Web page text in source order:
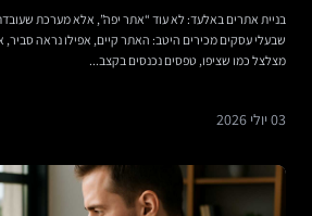
בניית אתרים באלעד: לא עוד “אתר יפה”, אלא מערכת
שבעלי עסקים מכירים היטב: האתר קיים, אפילו נראה
מצלצל כמו שציפו, טפסים נכנסים בקצב...
03 יולי 2026